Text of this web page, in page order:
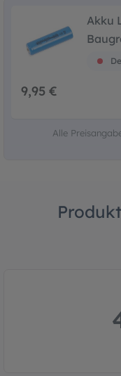
Akku
9,95 €
Alle